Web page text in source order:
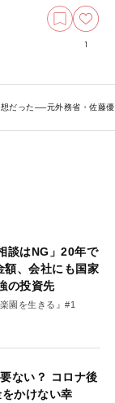
1
想だった──元外務省・佐藤
談はNG」20年で
額、会社にも国家
の投資先
園を生きる』#1
ない？ コロナ後
かけない幸